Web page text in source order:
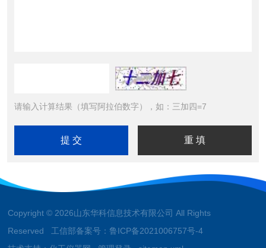
请输入计算结果（填写阿拉伯数字），如：三加四=7
Copyright © 2026山东华科信息技术有限公司 All Rights
Reserved 工信部备案号：鲁ICP备2021006757号-4